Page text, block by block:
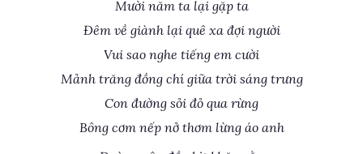
Mười năm ta lại gặp ta
Đêm về giành lại quê xa đợi người
Vui sao nghe tiếng em cười
Mảnh trăng đồng chí giữa trời sáng trưng
Con đường sỏi đỏ qua rừng
Bông cơm nếp nở thơm lừng áo anh